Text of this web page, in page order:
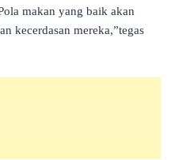
makan yang baik akan
kecerdasan mereka,”tegas